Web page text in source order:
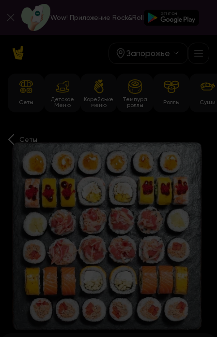
Wow! Приложение Rock&Roll
Запорожье
Сеты
Детское
Меню
Корейське
меню
Темпура
роллы
Роллы Суши
Сеты